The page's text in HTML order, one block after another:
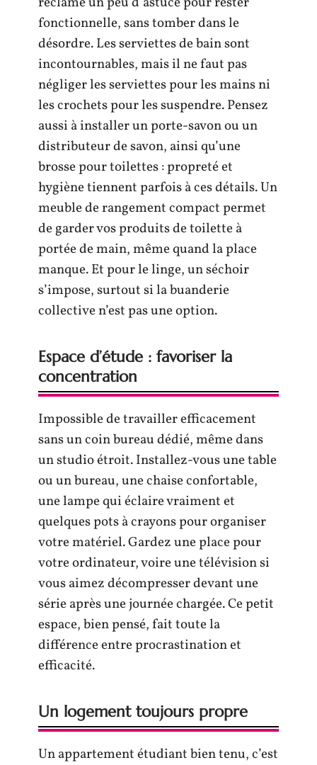
fonctionnelle, sans tomber dans le
désordre. Les serviettes de bain sont
incontournables, mais il ne faut pas
négliger les serviettes pour les mains ni
les crochets pour les suspendre. Pensez
aussi à installer un porte-savon ou un
distributeur de savon, ainsi qu’une
brosse pour toilettes : propreté et
hygiène tiennent parfois à ces détails. Un
meuble de rangement compact permet
de garder vos produits de toilette à
portée de main, même quand la place
manque. Et pour le linge, un séchoir
s’impose, surtout si la buanderie
collective n’est pas une option.
Espace d’étude : favoriser la
concentration
Impossible de travailler efficacement
sans un coin bureau dédié, même dans
un studio étroit. Installez-vous une table
ou un bureau, une chaise confortable,
une lampe qui éclaire vraiment et
quelques pots à crayons pour organiser
votre matériel. Gardez une place pour
votre ordinateur, voire une télévision si
vous aimez décompresser devant une
série après une journée chargée. Ce petit
espace, bien pensé, fait toute la
différence entre procrastination et
efficacité.
Un logement toujours propre
Un appartement étudiant bien tenu, c’est